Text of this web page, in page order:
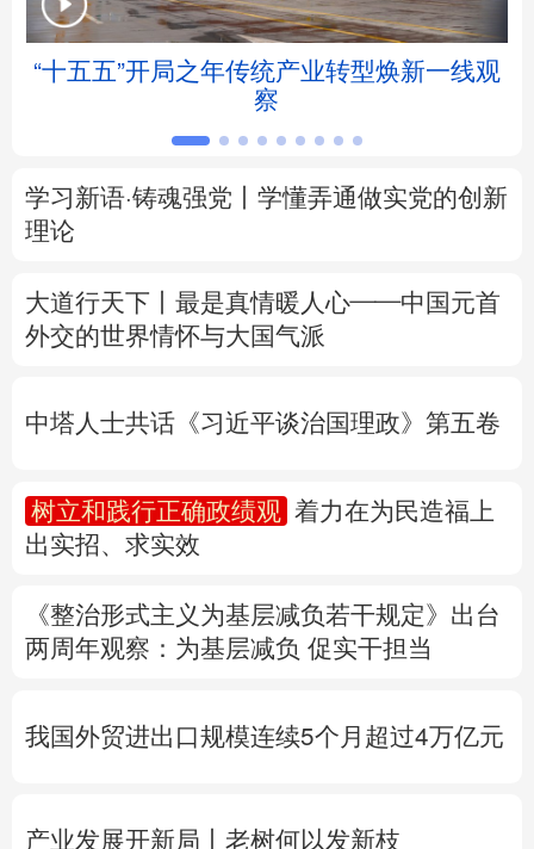
浙江 安徽 福建 江西
四川
陕西 甘肃 青海 宁夏
新疆 内蒙古 黑龙江
English Español Français عربى
Deutsch Português
“十五五”开局之年传统产业转型焕新一线观
察
学习新语·铸魂强党丨学懂弄通做实党的创新
理论
大道行天下丨最是真情暖人心——中国元首
外交的世界情怀与大国气派
中塔人士共话《习近平谈治国理政》第五卷
树立和践行正确政绩观
着力在为民造福上
出实招、求实效
《整治形式主义为基层减负若干规定》出台
两周年观察 ：为基层减负 促实干担当
我国外贸进出口规模连续5个月超过4万亿元
产业发展开新局丨 老树何以发新枝